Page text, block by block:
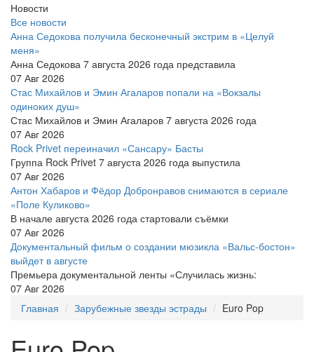
Новости
Все новости
Анна Седокова получила бесконечный экстрим в «Целуй
меня»
Анна Седокова 7 августа 2026 года представила
07 Авг 2026
Стас Михайлов и Эмин Агаларов попали на «Вокзалы
одиноких душ»
Стас Михайлов и Эмин Агаларов 7 августа 2026 года
07 Авг 2026
Rock Privet переиначил «Сансару» Басты
Группа Rock Privet 7 августа 2026 года выпустила
07 Авг 2026
Антон Хабаров и Фёдор Добронравов снимаются в сериале
«Поле Куликово»
В начале августа 2026 года стартовали съёмки
07 Авг 2026
Документальный фильм о создании мюзикла «Вальс-бостон»
выйдет в августе
Премьера документальной ленты «Случилась жизнь:
07 Авг 2026
Главная
Зарубежные звезды эстрады Euro Pop